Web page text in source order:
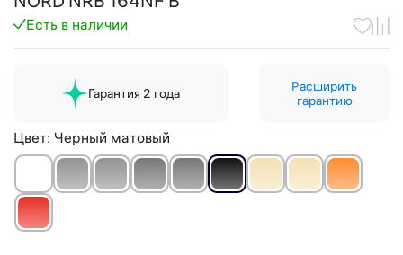
Есть в наличии
Гарантия 2 года
Расширить
гарантию
Цвет: Черный матовый